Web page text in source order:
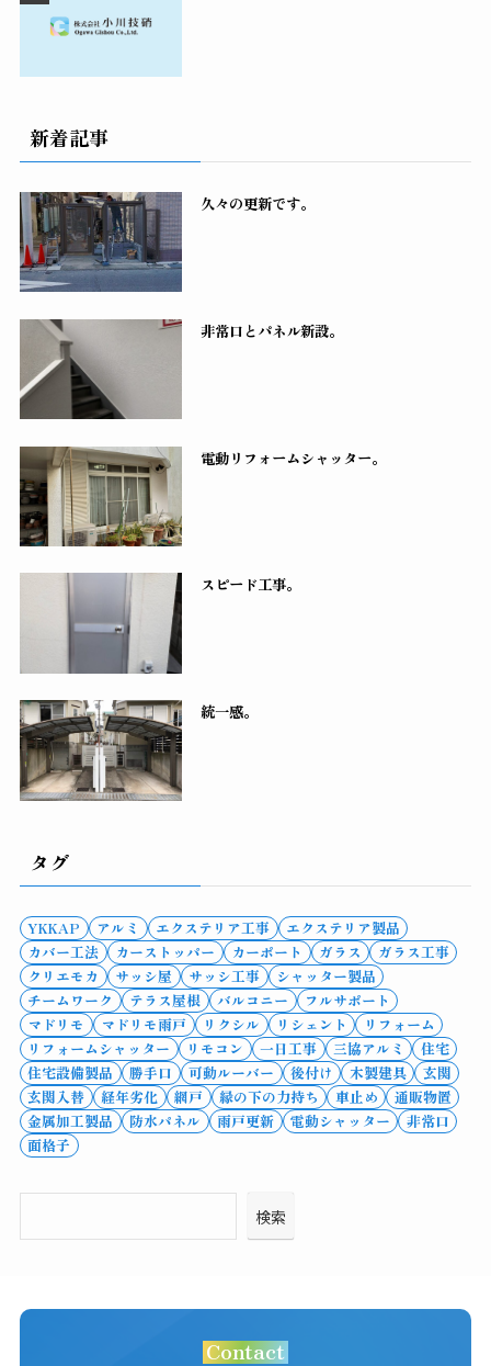
新着記事
久々の更新です。
非常口とパネル新設。
電動リフォームシャッター。
スピード工事。
統一感。
タグ
YKKAP アルミ エクステリア工事
エクステリア製品
カバー工法
カーストッパー カーポート ガラス
ガラス工事
クリエモカ
サッシ屋 サッシ工事
シャッター製品
チームワーク
テラス屋根 バルコニー
フルサポート
マドリモ
マドリモ雨戸 リクシル リシェント
リフォーム
リフォームシャッター
リモコン 一日工事 三協アルミ
住宅
住宅設備製品
勝手口 可動ルーバー 後付け 木製建具
玄関
玄関入替
経年劣化 網戸 縁の下の力持ち 車止め
通販物置
金属加工製品
防水パネル 雨戸更新 電動シャッター
非常口
面格子
検索
Contact